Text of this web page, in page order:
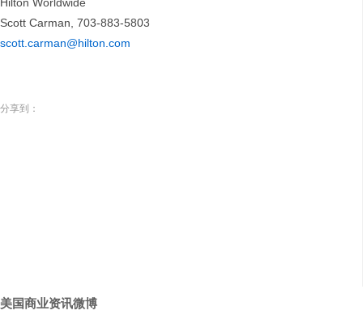
Hilton Worldwide
Scott Carman, 703-883-5803
scott.carman@hilton.com
分享到：
美国商业资讯微博